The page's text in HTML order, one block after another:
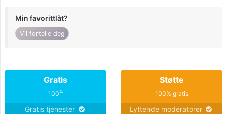
Min favorittlåt?
Vil fortelle deg
Gratis
100%
Gratis tjenester
Støtte
100% gratis
Lyttende moderatorer